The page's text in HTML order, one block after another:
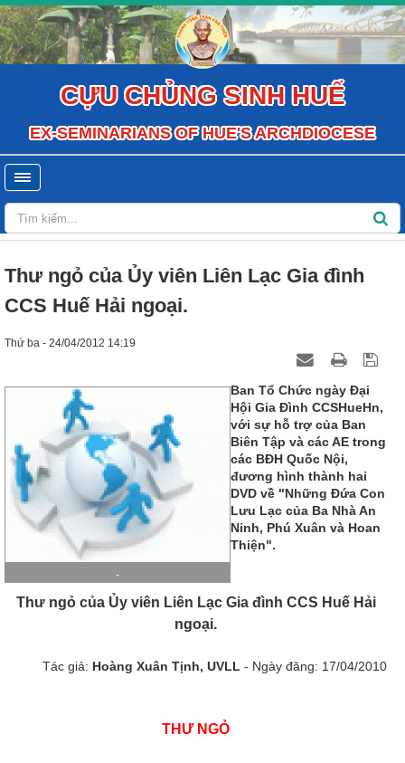
CỰU CHỦNG SINH HUẾ
EX-SEMINARIANS OF HUE'S ARCHDIOCESE
Thư ngỏ của Ủy viên Liên Lạc Gia đình
CCS Huế Hải ngoại.
Thứ ba - 24/04/2012 14:19
-
Ban Tổ Chức ngày Đại
Hội Gia Đình CCSHueHn,
với sự hỗ trợ của Ban
Biên Tập và các AE trong
các BĐH Quốc Nội,
đương hình thành hai
DVD về "Những Đứa Con
Lưu Lạc của Ba Nhà An
Ninh, Phú Xuân và Hoan
Thiện".
Thư ngỏ của Ủy viên Liên Lạc Gia đình CCS Huế Hải
ngoại.
Tác giả: Hoàng Xuân Tịnh, UVLL - Ngày đăng: 17/04/2010
THƯ NGỎ